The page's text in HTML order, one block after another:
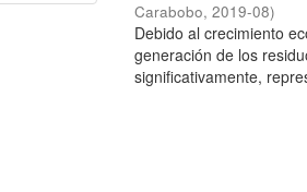
Carabobo,2019-08)
Debido al crecimiento
generación de los
significativamente,